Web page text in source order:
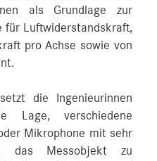
als Grundlage zur
für Luftwiderstandskraft,
pro Achse sowie von
die Ingenieurinnen
Lage, verschiedene
Mikrophone mit sehr
das Messobjekt zu